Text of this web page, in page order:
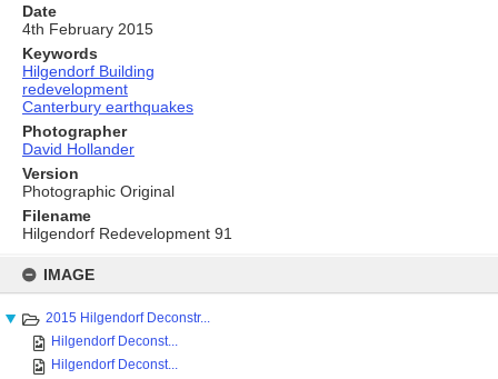
content
IMAGE
2015 Hilgendorf Deconstr...
Hilgendorf Deconst...
Hilgendorf Deconst...
Date
4th February 2015
Keywords
Hilgendorf Building
redevelopment
Canterbury earthquakes
Photographer
David Hollander
Version
Photographic Original
Filename
Hilgendorf Redevelopment 91